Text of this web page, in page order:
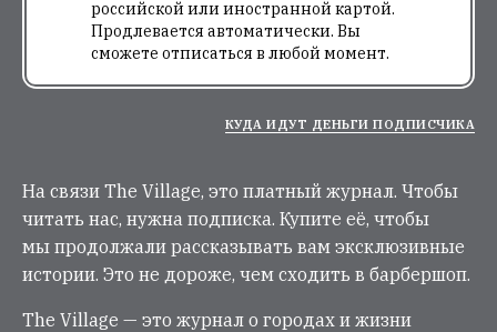
российской или иностранной картой.
Продлевается автоматически. Вы
сможете отписаться в любой момент.
КУДА ИДУТ ДЕНЬГИ ПОДПИСЧИКА
На связи The Village, это платный журнал. Чтобы
читать нас, нужна подписка. Купите её, чтобы
мы продолжали рассказывать вам эксклюзивные
истории. Это не дороже, чем сходить в барбершоп.
The Village — это журнал о городах и жизни